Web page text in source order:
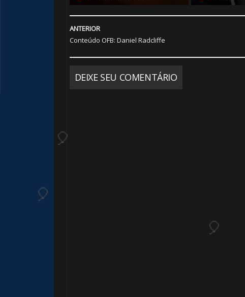
ANTERIOR
Conteúdo OFB: Daniel Radcliffe
DEIXE SEU COMENTÁRIO